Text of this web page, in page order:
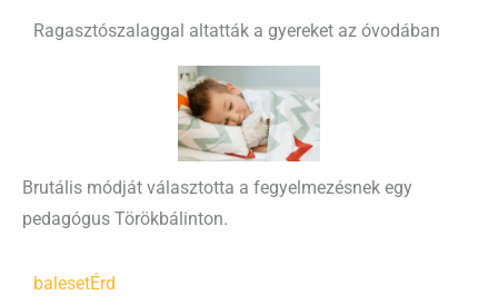
Ragasztószalaggal altatták a gyereket az óvodában
Brutális módját választotta a fegyelmezésnek egy
pedagógus Törökbálinton.
balesetÉrd